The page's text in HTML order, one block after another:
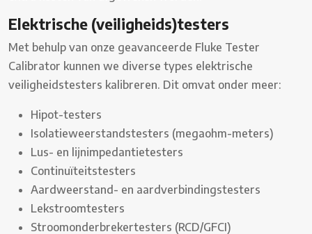
Elektrische (veiligheids)testers
Met behulp van onze geavanceerde Fluke Tester
Calibrator kunnen we diverse types elektrische
veiligheidstesters kalibreren. Dit omvat onder meer:
Hipot-testers
Isolatieweerstandstesters (megaohm-meters)
Lus- en lijnimpedantietesters
Continuïteitstesters
Aardweerstand- en aardverbindingstesters
Lekstroomtesters
Stroomonderbrekertesters (RCD/GFCI)